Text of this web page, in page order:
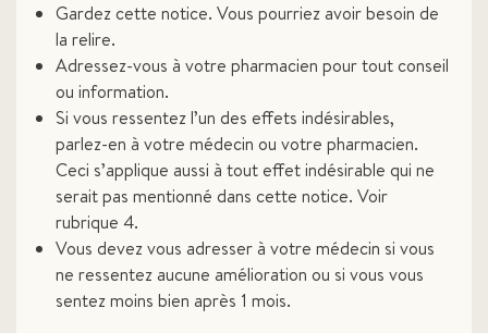
Gardez cette notice. Vous pourriez avoir besoin de
la relire.
Adressez-vous à votre pharmacien pour tout conseil
ou information.
Si vous ressentez l’un des effets indésirables,
parlez-en à votre médecin ou votre pharmacien.
Ceci s’applique aussi à tout effet indésirable qui ne
serait pas mentionné dans cette notice. Voir
rubrique 4.
Vous devez vous adresser à votre médecin si vous
ne ressentez aucune amélioration ou si vous vous
sentez moins bien après 1 mois.